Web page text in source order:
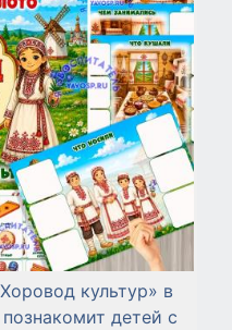
культур» в
детей с